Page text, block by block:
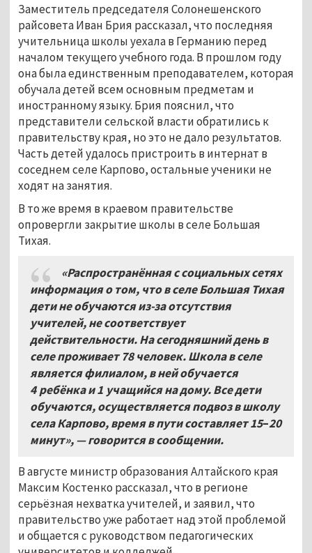
Заместитель председателя Солонешенского
райсовета Иван Брия рассказал, что последняя
учительница школы уехала в Германию перед
началом текущего учебного года. В прошлом году
она была единственным преподавателем, которая
обучала детей всем основным предметам и
иностранному языку. Брия пояснил, что
представители сельской власти обратились к
правительству края, но это не дало результатов.
Часть детей удалось пристроить в интернат в
соседнем селе Карпово, остальные ученики не
ходят на занятия.
В то же время в краевом правительстве
опровергли закрытие школы в селе Большая
Тихая.
«Распространённая с социальных сетях
информация о том, что в селе Большая Тихая
дети не обучаются из-за отсутствия
учителей, не соответствует
действительности. На сегодняшний день в
селе проживает 78 человек. Школа в селе
является филиалом, в ней обучается
4 ребёнка и 1 учащийся на дому. Все дети
обучаются, осуществляется подвоз в школу
села Карпово, время в пути составляет 15–20
минут», — говорится в сообщении.
В августе министр образования Алтайского края
Максим Костенко рассказал, что в регионе
серьёзная нехватка учителей, и заявил, что
правительство уже работает над этой проблемой
и общается с руководством педагогических